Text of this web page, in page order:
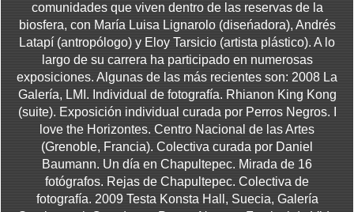
comunidades que viven dentro de las reservas de la
biosfera, con María Luisa Lignarolo (diseńadora), Andrés
Latapí (antropólogo) y Eloy Tarsicio (artista plástico). A lo
largo de su carrera ha participado en numerosas
exposiciones. Algunas de las más recientes son: 2008 La
Galería, LMI. Individual de fotografía. Rhianon King Kong
(suite). Exposición individual curada por Perros Negros. I
love the Horizontes. Centro Nacional de las Artes
(Grenoble, Francia). Colectiva curada por Daniel
Baumann. Un día en Chapultepec. Mirada de 16
fotógrafos. Rejas de Chapultepec. Colectiva de
fotografía. 2009 Testa Konsta Hall, Suecia, Galería